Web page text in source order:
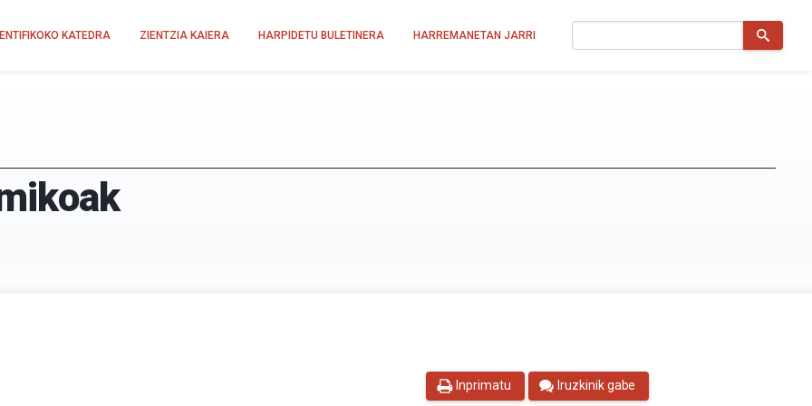
KATEDRA ZIENTZIA KAIERA HARPIDETU BULETINERA HARREMANETAN JARRI
Inprimatu Iruzkinik gabe